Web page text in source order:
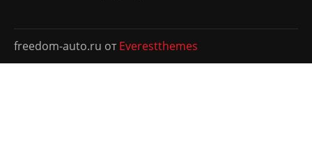
freedom-auto.ru отEverestthemes